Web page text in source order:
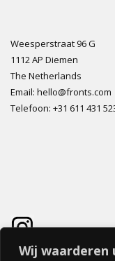
Wij waarderen
Weesperstraat 96 G
1112 AP Diemen
The Netherlands
Email: hello@fronts.com
Telefoon: +31 611 431